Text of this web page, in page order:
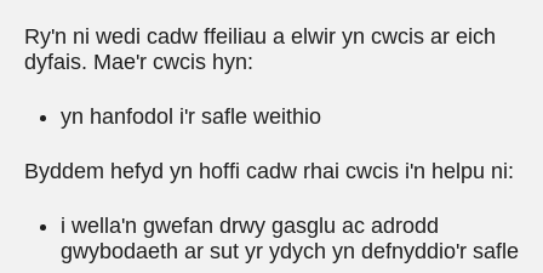
Ry'n ni wedi cadw ffeiliau a elwir yn cwcis ar eich
dyfais. Mae'r cwcis hyn:
yn hanfodol i'r safle weithio
Byddem hefyd yn hoffi cadw rhai cwcis i'n helpu ni:
i wella'n gwefan drwy gasglu ac adrodd
gwybodaeth ar sut yr ydych yn defnyddio'r safle